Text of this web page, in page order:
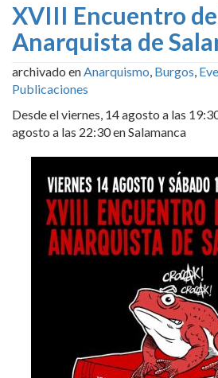
XVIII Encuentro
Anarquista de
archivado enAnarquismo, Burgos,
Publicaciones
Desde el viernes, 14 agosto a las
agosto a las 22:30 en Salamanca